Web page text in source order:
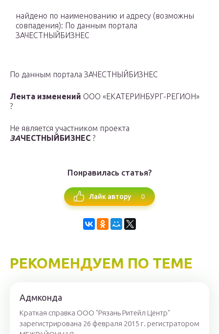
найдено по наименованию и адресу (возможны
совпадения): По данным портала
ЗАЧЕСТНЫЙБИЗНЕС
По данным портала ЗАЧЕСТНЫЙБИЗНЕС
Лента изменений ООО «ЕКАТЕРИНБУРГ-РЕГИОН»
?
Не является участником проекта
ЗАЧЕСТНЫЙБИЗНЕС ?
Понравилась статья?
Лайк автору 0
РЕКОМЕНДУЕМ ПО ТЕМЕ
Адмконда
Краткая справка ООО "Рязань Ритейл Центр"
зарегистрирована 26 февраля 2015 г. регистратором